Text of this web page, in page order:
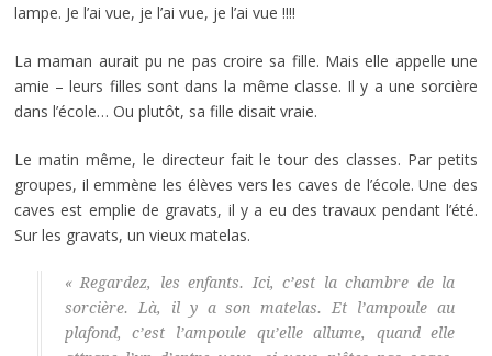
lampe. Je l’ai vue, je l’ai vue, je l’ai vue !!!!
La maman aurait pu ne pas croire sa fille. Mais elle appelle une
amie – leurs filles sont dans la même classe. Il y a une sorcière
dans l’école… Ou plutôt, sa fille disait vraie.
Le matin même, le directeur fait le tour des classes. Par petits
groupes, il emmène les élèves vers les caves de l’école. Une des
caves est emplie de gravats, il y a eu des travaux pendant l’été.
Sur les gravats, un vieux matelas.
« Regardez, les enfants. Ici, c’est la chambre de la
sorcière. Là, il y a son matelas. Et l’ampoule au
plafond, c’est l’ampoule qu’elle allume, quand elle